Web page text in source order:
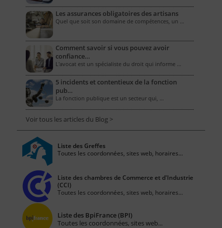
Les assurances obligatoires des artisans
Quel que soit son domaine de compétences, un …
Comment savoir si vous pouvez avoir
confiance…
L'avocat est un spécialiste du droit qui informe …
5 incidents et contentieux de la fonction
pub…
La fonction publique est un secteur qui, …
Voir tous les articles du Blog >
Liste des Greffes
Toutes les coordonnées, sites web, horaires...
Liste des chambres de Commerce et d'Industrie
(CCI)
Toutes les coordonnées, sites web, horaires...
Liste des BpiFrance (BPI)
Toutes les coordonnées, sites web...